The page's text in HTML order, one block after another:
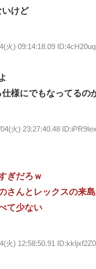
けど
火) 09:14:18.09
様にでもなってるの
火) 23:27:40.48
ぎだろｗ
さんとレックスの来
て少ない
火) 12:58:50.91 ID:kkIjxf2Z0